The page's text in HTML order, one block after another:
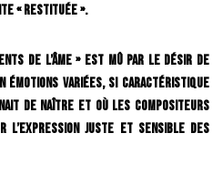
« restituée ».
de l’âme » est mû par le désir de
émotions variées, si caractéristique
de naître et où les compositeurs
l’expression juste et sensible des